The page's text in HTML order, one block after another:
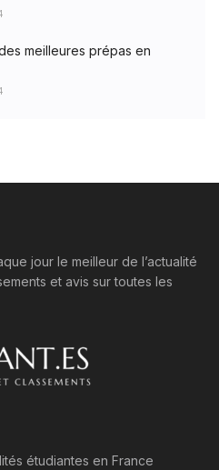
meilleures prépas en
jour le meilleur de l’actualité
et avis sur toutes les
étudiantes en France